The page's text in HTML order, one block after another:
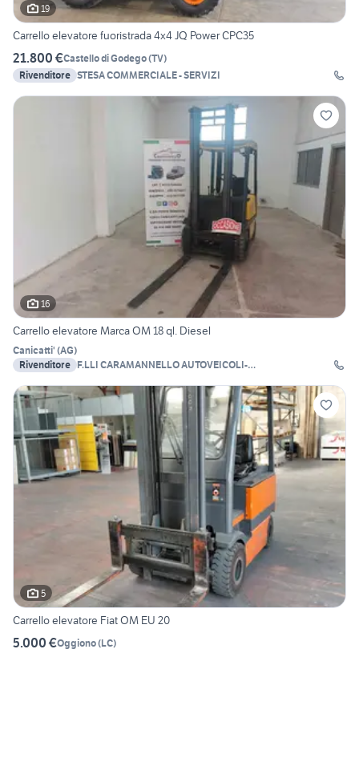
19
Carrello elevatore fuoristrada 4x4 JQ Power CPC35
21.800 €Castello di Godego(TV)
Rivenditore STESA COMMERCIALE - SERVIZI
16
Carrello elevatore Marca OM 18 ql. Diesel
Canicatti' (AG)
Rivenditore F.LLI CARAMANNELLO AUTOVEICOLI-
5
Carrello elevatore Fiat OM EU 20
5.000 €Oggiono(LC)